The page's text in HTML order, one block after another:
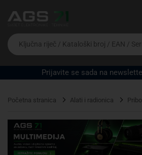
Ova postavka prilagođava
cijene vašim potrebama.
Da
biste
potražili
proizvod,
unesite
riječ,
EAN
ili
serijski
Prijavite se sada na
Početna stranica Alati i radionica